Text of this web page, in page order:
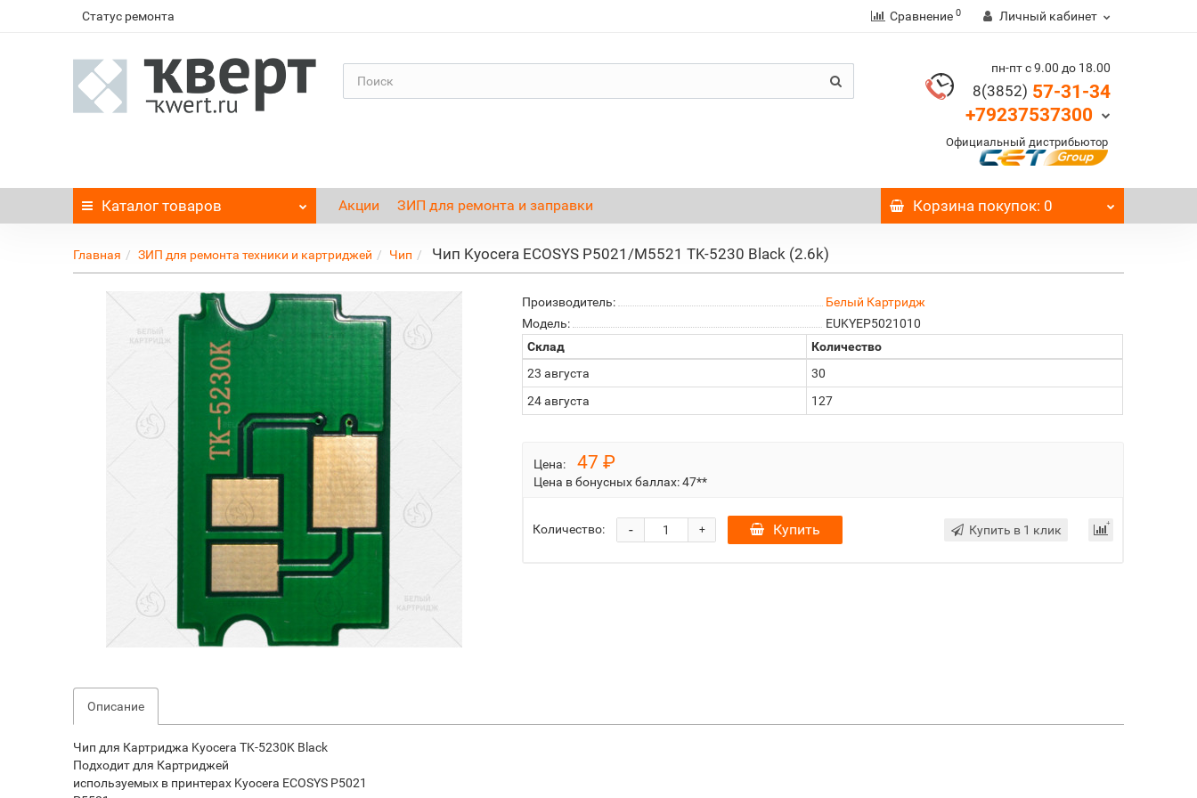
Статус ремонта Сравнение 0 Личный кабинет
пн-пт с 9.00 до 18.00
8(3852) 57-31-34
+79237537300
Официальный дистрибьютор
Каталог товаров Акции ЗИП для ремонта и заправки Корзина покупок: 0
Главная ЗИП для ремонта техники и картриджей Чип Чип Kyocera ECOSYS P5021/M5521 TK-5230 Black (2.6k)
Производитель:
Белый Картридж
Модель:
EUKYEP5021010
Склад
Количество
23 августа
30
24 августа
127
Цена: 47 ₽
Цена в бонусных баллах:47**
Количество: +
- Купить Купить в 1 клик
Описание
Чип для Картриджа Kyocera TK-5230K Black
Подходит для Картриджей
используемых в принтерах Kyocera ECOSYS P5021